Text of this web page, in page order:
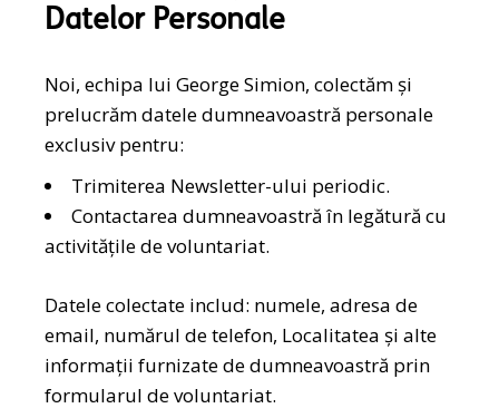
Datelor Personale
Noi, echipa lui George Simion, colectăm și
prelucrăm datele dumneavoastră personale
exclusiv pentru:
Trimiterea Newsletter-ului periodic.
Contactarea dumneavoastră în legătură cu
activitățile de voluntariat.
Datele colectate includ: numele, adresa de
email, numărul de telefon, Localitatea și alte
informații furnizate de dumneavoastră prin
formularul de voluntariat.